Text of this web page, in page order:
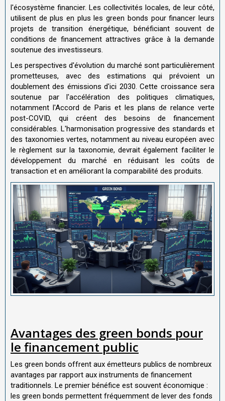
l'écosystème financier. Les collectivités locales, de leur côté,
utilisent de plus en plus les green bonds pour financer leurs
projets de transition énergétique, bénéficiant souvent de
conditions de financement attractives grâce à la demande
soutenue des investisseurs.
Les perspectives d'évolution du marché sont particulièrement
prometteuses, avec des estimations qui prévoient un
doublement des émissions d'ici 2030. Cette croissance sera
soutenue par l'accélération des politiques climatiques,
notamment l'Accord de Paris et les plans de relance verte
post-COVID, qui créent des besoins de financement
considérables. L'harmonisation progressive des standards et
des taxonomies vertes, notamment au niveau européen avec
le règlement sur la taxonomie, devrait également faciliter le
développement du marché en réduisant les coûts de
transaction et en améliorant la comparabilité des produits.
Avantages des green bonds pour
le financement public
Les green bonds offrent aux émetteurs publics de nombreux
avantages par rapport aux instruments de financement
traditionnels. Le premier bénéfice est souvent économique :
les green bonds permettent fréquemment de lever des fonds